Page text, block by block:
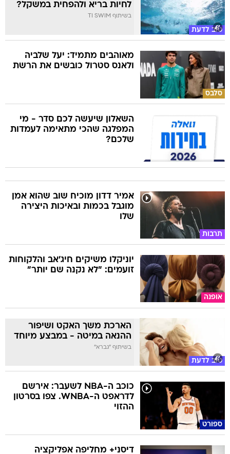
טוב לדעת
לחיות בריא ולהפחית במשקל?
בשיתוף TI SWIM
סלבס
מאוהבים מתמיד: יעל שלביה
ולאנס סטרול כובשים את הרשת
השאלון שיעשה לכם סדר - מי
המפלגה שהכי מתאימה לעמדות
שלכם?
תרבות
אמיר דדון מוכיח שוב שהוא אמן
מוגבל בכמות ובאיכות היצירה
שלו
אופנה
יוניקלו משיקים חיג'אב והלקוחות
זועמים: "לא נקנה שם יותר"
טוב לדעת
הארכת משך האקט ושיפור
ההנאה במיטה - במבצע מיוחד
בשיתוף "גברא"
ספורט
כוכב ה-NBA לשעבר: אירשם
לדראפט ה-WNBA. צפו בסרטון
ההזוי
דיסני+ מחליפה אפליקציה